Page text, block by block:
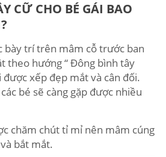
CỮ CHO BÉ GÁI BAO
bày trí trên mâm cỗ trước ban
theo hướng “ Đông bình tây
được xếp đẹp mắt và cân đối.
bé sẽ càng gặp được nhiều
chăm chút tỉ mỉ nên mâm cúng
bắt mắt.